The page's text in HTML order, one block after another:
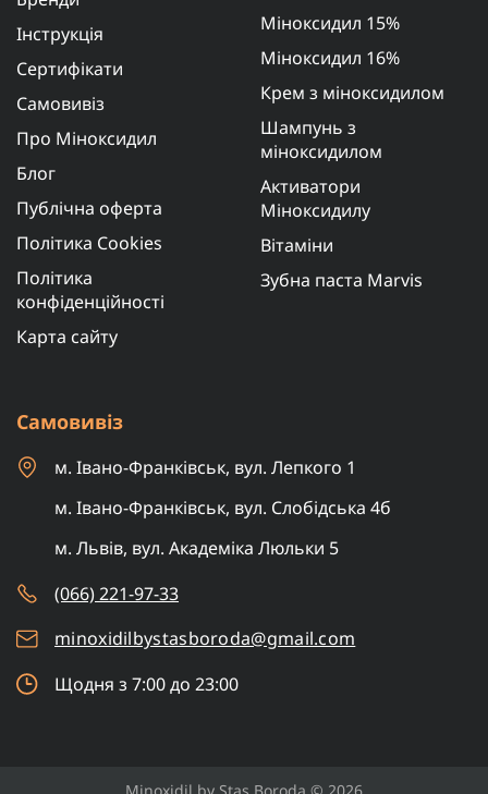
Інструкція
Сертифікати
Самовивіз
Про Міноксидил
Блог
Публічна оферта
Політика Cookies
Політика
конфіденційності
Карта сайту
Міноксидил 15%
Міноксидил 16%
Крем з міноксидилом
Шампунь з
міноксидилом
Активатори
Міноксидилу
Вітаміни
Зубна паста Marvis
Самовивіз
м. Івано-Франківськ, вул. Лепкого 1
м. Івано-Франківськ, вул. Слобідська 4б
м. Львів, вул. Академіка Люльки 5
(066) 221-97-33
minoxidilbystasboroda@gmail.com
Щодня з 7:00 до 23:00
Minoxidil by Stas Boroda © 2026